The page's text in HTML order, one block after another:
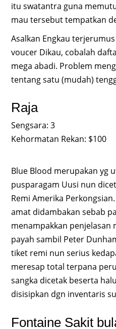
itu swatantra guna
mau tersebut tempatkan
Asalkan Engkau
voucer Dikau, cobalah
mega abadi. Problem
tentang satu (mudah)
Raja
Sengsara: 3
Kehormatan Rekan: $100
Blue Blood merupakan yg
pusparagam Uusi nun
Remi Amerika
amat didambakan sebab
menampakkan penjelasan
payah sambil Peter
tiket remi nun serius
meresap total terpana
sangka dicetak beserta
disisipkan dgn inventaris
Fontaine Sakit